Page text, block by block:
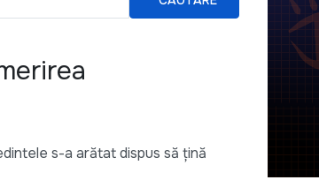
s-a arătat dispus să ţină